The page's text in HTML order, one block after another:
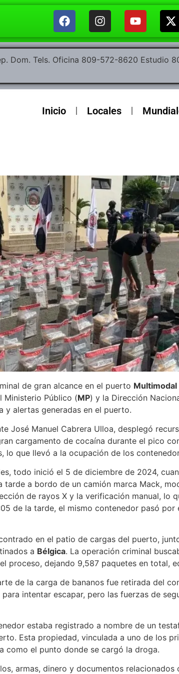
Dom. Tels. Oficina 809-572-8620 Estudio
Inicio Locales
de gran alcance en el puerto Multimodal
Ministerio Público (MP) y la Dirección
y alertas generadas en el puerto.
José Manuel Cabrera Ulloa, desplegó
cargamento de cocaína durante el pico
lo que llevó a la ocupación de los
todo inició el 5 de diciembre de 2024,
a bordo de un camión marca Mack,
de rayos X y la verificación manual, lo
de la tarde, el mismo contenedor pasó
en el patio de cargas del puerto,
a Bélgica. La operación criminal
proceso, dejando 9,587 paquetes en total,
de la carga de bananos fue retirada del
intentar escapar, pero las fuerzas de
estaba registrado a nombre de un
Esta propiedad, vinculada a uno de los
como el punto donde se cargó la droga.
armas, dinero y documentos